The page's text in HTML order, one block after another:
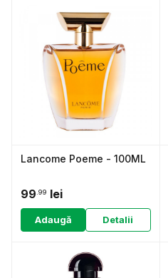
Lancome Poeme - 100ML
99 .99 lei
Adaugă Detalii